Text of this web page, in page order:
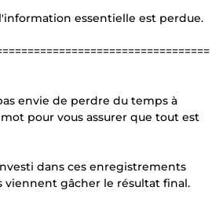
essentielle est perdue.
envie de perdre du temps à
pour vous assurer que tout est
dans ces enregistrements
viennent gâcher le résultat final.